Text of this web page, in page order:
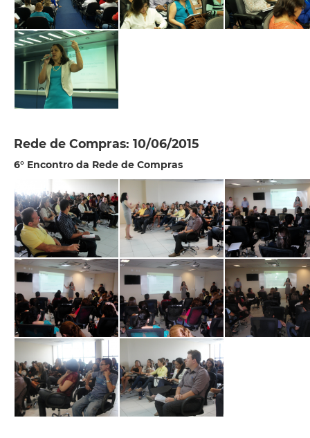
Rede de Compras: 10/06/2015
6° Encontro da Rede de Compras